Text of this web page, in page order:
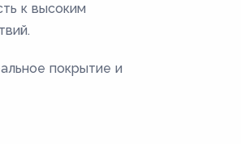
к высоким
покрытие и